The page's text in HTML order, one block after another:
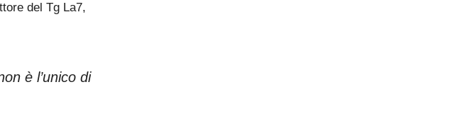
del Tg La7,
è l’unico di